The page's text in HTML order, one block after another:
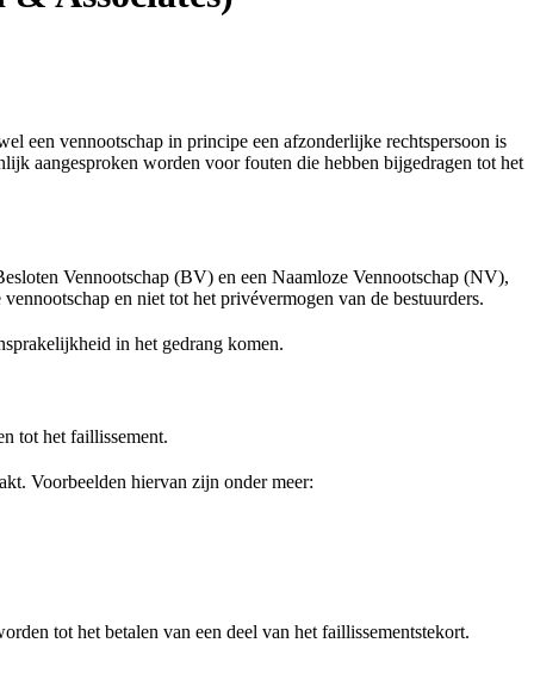
een vennootschap in principe een afzonderlijke rechtspersoon is
aangesproken worden voor fouten die hebben bijgedragen tot het
Vennootschap (BV) en een Naamloze Vennootschap (NV),
en niet tot het privévermogen van de bestuurders.
in het gedrang komen.
tot het faillissement.
Voorbeelden hiervan zijn onder meer:
tot het betalen van een deel van het faillissementstekort.